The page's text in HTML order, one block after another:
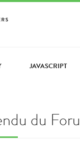
JAVASCRIPT
du